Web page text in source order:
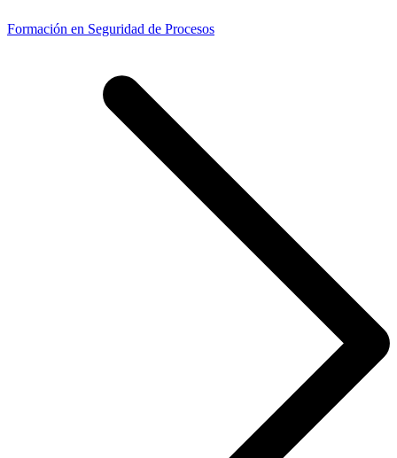
Formación en Seguridad de Procesos